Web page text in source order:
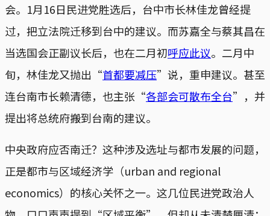
会。1月16日民进党胜选后，台中市长林佳龙曾经提
过，把立法院迁移到台中的建议。而苏嘉全与蔡其昌在
当选国会正副议长后，也在二月初呼应此议。二月中
旬，林佳龙又抛出“首都要减压”说，重申建议。甚至
连台南市长赖清德，也主张“各部会可散布全台”，并
提出将总统府搬到台南的建议。
中央政府应否南迁？这种涉及选址与都市发展的问题，
正是都市与区域经济学（urban and regional
economics）的核心关怀之一。这几位民进党政治人